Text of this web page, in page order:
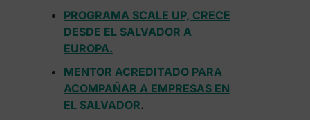
PROGRAMA SCALE UP, CRECE
DESDE EL SALVADOR A
EUROPA.
MENTOR ACREDITADO PARA
ACOMPAÑAR A EMPRESAS EN
EL SALVADOR.